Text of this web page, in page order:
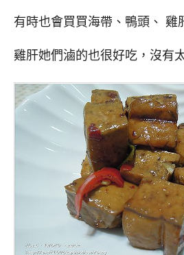
有時也會買買海帶、鴨頭、 雞
雞肝她們滷的也很好吃，沒有